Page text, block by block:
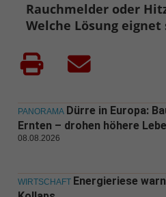
Rauchmelder oder
Welche Lösung
PANORAMA Dürre in Europa:
Ernten – drohen höhere
08.08.2026
WIRTSCHAFT Energieriese